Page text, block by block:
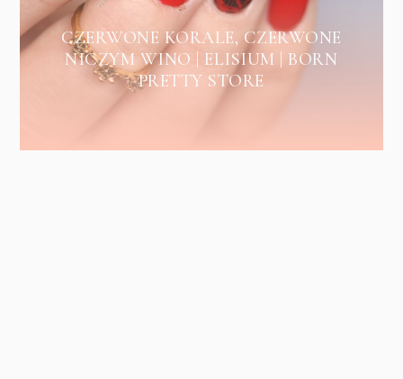
CZERWONE KORALE, CZERWONE
NICZYM WINO | ELISIUM | BORN
PRETTY STORE